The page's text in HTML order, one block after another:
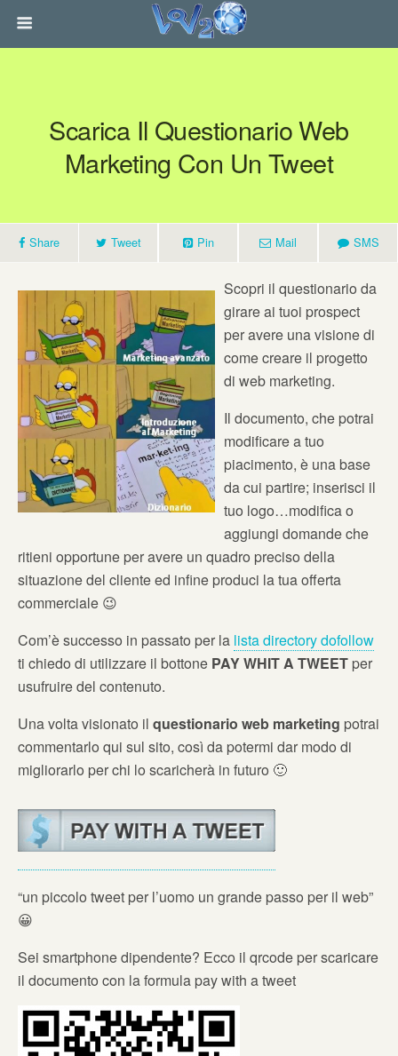
Scarica Il Questionario Web
Marketing Con Un Tweet
Share Tweet Pin Mail SMS
Scopri il questionario da
girare ai tuoi prospect
per avere una visione di
come creare il progetto
di web marketing.
Il documento, che potrai
modificare a tuo
piacimento, è una base
da cui partire; inserisci il
tuo logo…modifica o
aggiungi domande che
ritieni opportune per avere un quadro preciso della
situazione del cliente ed infine produci la tua offerta
commerciale 😉
Com’è successo in passato per la lista directory dofollow
ti chiedo di utilizzare il bottone PAY WHIT A TWEET per
usufruire del contenuto.
Una volta visionato il questionario web marketing potrai
commentarlo qui sul sito, così da potermi dar modo di
migliorarlo per chi lo scaricherà in futuro 🙂
“un piccolo tweet per l’uomo un grande passo per il web”
😀
Sei smartphone dipendente? Ecco il qrcode per scaricare
il documento con la formula pay with a tweet